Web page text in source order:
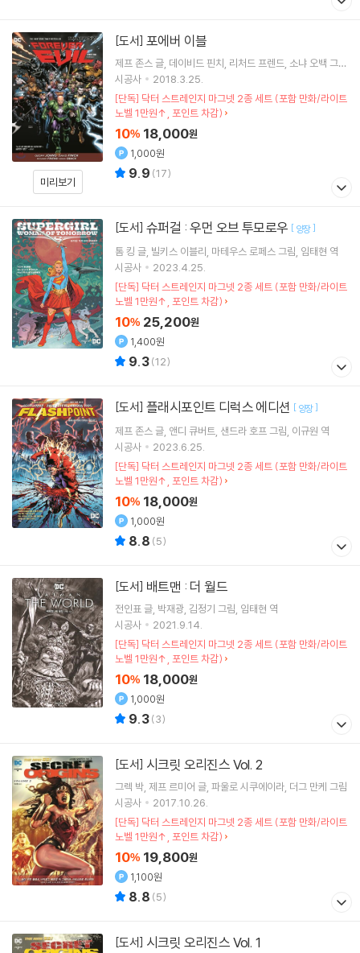
미리보기
[도서] 포에버 이블
제프 존스 글 데이비드 핀치 리처드 프렌드 소냐 오백 그림
외 1명
시공사
2018.3.25.
[단독] 닥터 스트레인지 마그넷 2종 세트 (포함 만화/라이트
노벨 1만원↑, 포인트 차감)
10% 18,000원
1,000원
9.9 (17)
[도서] 슈퍼걸 : 우먼 오브 투모로우 [ 양장]
톰 킹 글 빌키스 이블리 마테우스 로페스 그림 임태현 역
시공사
2023.4.25.
[단독] 닥터 스트레인지 마그넷 2종 세트 (포함 만화/라이트
노벨 1만원↑, 포인트 차감)
10% 25,200원
1,400원
9.3(12)
[도서] 플래시포인트 디럭스 에디션 [ 양장]
제프 존스 글 앤디 큐버트 샌드라 호프 그림 이규원 역
시공사
2023.6.25.
[단독] 닥터 스트레인지 마그넷 2종 세트 (포함 만화/라이트
노벨 1만원↑, 포인트 차감)
10% 18,000원
1,000원
8.8 (5)
[도서] 배트맨 : 더 월드
전인표 글 박재광 김정기 그림 임태현 역
시공사
2021.9.14.
[단독] 닥터 스트레인지 마그넷 2종 세트 (포함 만화/라이트
노벨 1만원↑, 포인트 차감)
10% 18,000원
1,000원
9.3(3)
[도서] 시크릿 오리진스 Vol. 2
그렉 박 제프 르미어 글 파울로 시쿠에이라 더그 만케 그림
시공사
2017.10.26.
[단독] 닥터 스트레인지 마그넷 2종 세트 (포함 만화/라이트
노벨 1만원↑, 포인트 차감)
10% 19,800원
1,100원
8.8 (5)
[도서] 시크릿 오리진스 Vol. 1